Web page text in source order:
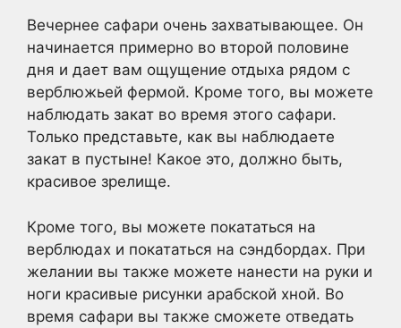
Вечернее сафари очень захватывающее. Он
начинается примерно во второй половине
дня и дает вам ощущение отдыха рядом с
верблюжьей фермой. Кроме того, вы можете
наблюдать закат во время этого сафари.
Только представьте, как вы наблюдаете
закат в пустыне! Какое это, должно быть,
красивое зрелище.
Кроме того, вы можете покататься на
верблюдах и покататься на сэндбордах. При
желании вы также можете нанести на руки и
ноги красивые рисунки арабской хной. Во
время сафари вы также сможете отведать